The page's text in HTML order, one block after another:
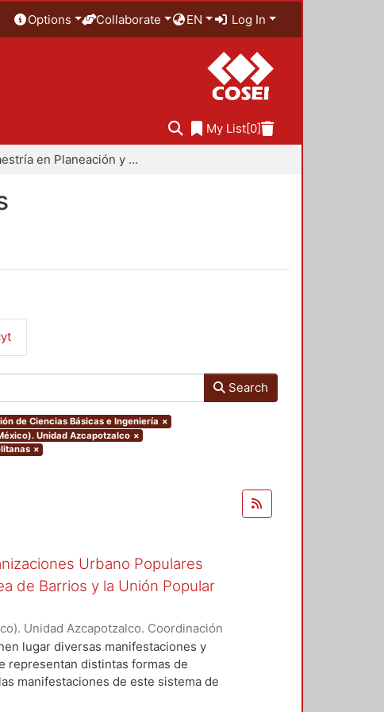
Options Collaborate EN Log In
My List[0]
Maestría en Planeación y Políticas Metropolitanas
Search
de Ciencias Básicas e Ingeniería ×
Unidad Azcapotzalco ×
×
Urbano Populares
de Barrios y la Unión Popular
Unidad Azcapotzalco. Coordinación
RICARDO ADALBERTO
lugar diversas manifestaciones y
representan distintas formas de
manifestaciones de este sistema de